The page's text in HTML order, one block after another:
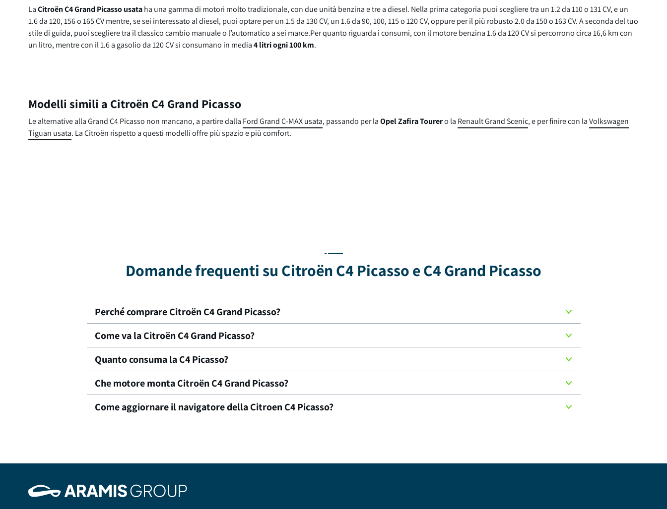
LaCitroën C4 Grand Picasso usataha una gamma di motori molto tradizionale, con due unità benzina e tre a diesel. Nella prima categoria puoi scegliere tra un 1.2 da 110 o 131 CV, e un
1.6 da 120, 156 o 165 CV mentre, se sei interessato al diesel, puoi optare per un 1.5 da 130 CV, un 1.6 da 90, 100, 115 o 120 CV, oppure per il più robusto 2.0 da 150 o 163 CV. A seconda del tuo
stile di guida, puoi scegliere tra il classico cambio manuale o l’automatico a sei marce.Per quanto riguarda i consumi, con il motore benzina 1.6 da 120 CV si percorrono circa 16,6 km con
un litro, mentre con il 1.6 a gasolio da 120 CV si consumano in media4 litri ogni 100 km.
Modelli simili a Citroën C4 Grand Picasso
Le alternative alla Grand C4 Picasso non mancano, a partire dalla Ford Grand C-MAX usata, passando per laOpel Zafira Tourero la Renault Grand Scenic, e per finire con laVolkswagen
Tiguan usata. La Citroën rispetto a questi modelli offre più spazio e più comfort.
Domande frequenti su Citroën C4 Picasso e C4 Grand Picasso
Perché comprare Citroën C4 Grand Picasso?
Come va la Citroën C4 Grand Picasso?
Quanto consuma la C4 Picasso?
Che motore monta Citroën C4 Grand Picasso?
Come aggiornare il navigatore della Citroen C4 Picasso?